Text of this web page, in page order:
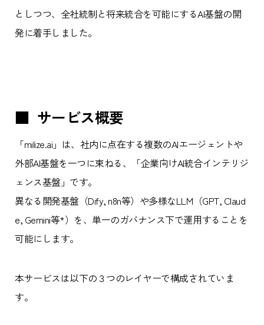
としつつ、全社統制と将来統合を可能にするAI基盤の開
発に着手しました。
■ サービス概要
「milize.ai」は、社内に点在する複数のAIエージェントや
外部AI基盤を一つに束ねる、「企業向けAI統合インテリジ
ェンス基盤」です。
異なる開発基盤（Dify, n8n等）や多様なLLM（GPT, Claud
e, Gemini等*）を、単一のガバナンス下で運用することを
可能にします。
本サービスは以下の３つのレイヤーで構成されていま
す。